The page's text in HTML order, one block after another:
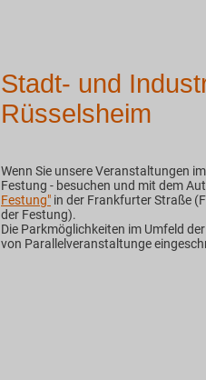
Stadt- und
Rüsselsheim
Wenn Sie unsere Veranstaltungen
Festung - besuchen und mit dem
Festung" in der Frankfurter Straße
der Festung).
Die Parkmöglichkeiten im Umfeld
von Parallelveranstaltunge